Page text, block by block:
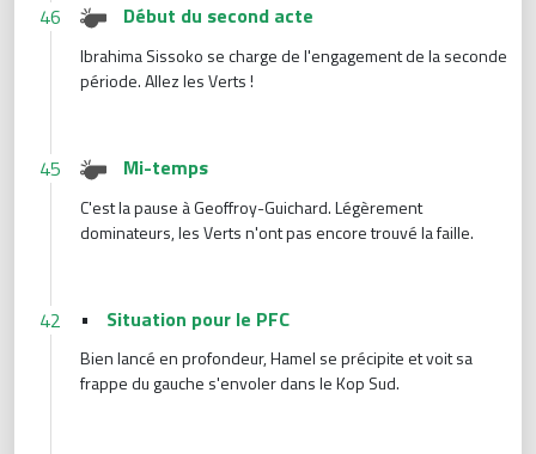
46 Début du second acte
Ibrahima Sissoko se charge de l'engagement de la seconde
période. Allez les Verts !
45 Mi-temps
C'est la pause à Geoffroy-Guichard. Légèrement
dominateurs, les Verts n'ont pas encore trouvé la faille.
42 • Situation pour le PFC
Bien lancé en profondeur, Hamel se précipite et voit sa
frappe du gauche s'envoler dans le Kop Sud.